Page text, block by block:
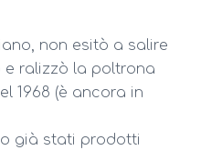
non esitò a salire
ralizzò la poltrona
1968 (è ancora in
già stati prodotti